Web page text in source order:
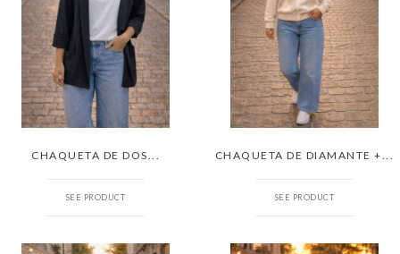
CHAQUETA DE DOS...
SEE PRODUCT
CHAQUETA DE DIAMANTE +...
SEE PRODUCT